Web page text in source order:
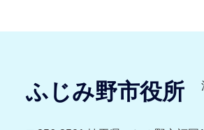
ふじみ野市役所